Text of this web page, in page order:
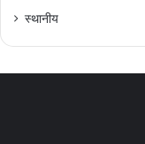
स्थानीय